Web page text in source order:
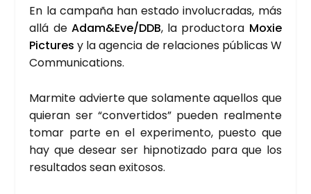
En la cam­pa­ña han esta­do invo­lu­cra­das, más
allá deAdam&Eve/DDB, la pro­duc­to­ra Moxie
Pic­tu­res y la agen­cia de rela­cio­nes públi­cas W
Com­mu­ni­ca­tions.
Mar­mi­te advier­te que sola­men­te aque­llos que
quie­ran ser “con­ver­ti­dos” pue­den real­men­te
tomar par­te en el expe­ri­men­to, pues­to que
hay que desear ser hip­no­ti­za­do para que los
resul­ta­dos sean exi­to­sos.